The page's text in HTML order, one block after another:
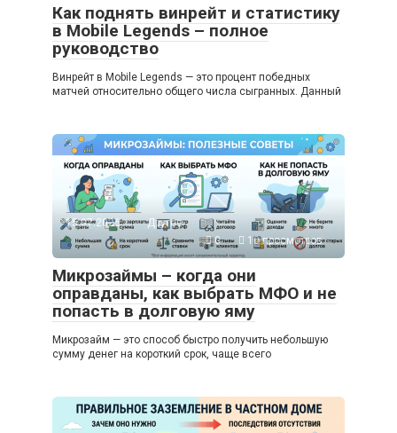
Как поднять винрейт и статистику
в Mobile Legends – полное
руководство
Винрейт в Mobile Legends — это процент победных
матчей относительно общего числа сыгранных. Данный
15.07.2026
Другое
0
10 просмотров
Микрозаймы – когда они
оправданы, как выбрать МФО и не
попасть в долговую яму
Микрозайм — это способ быстро получить небольшую
сумму денег на короткий срок, чаще всего